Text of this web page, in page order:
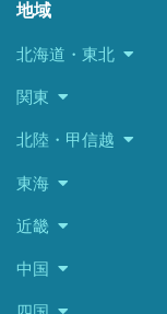
地域
北海道・東北
関東
北陸・甲信越
東海
近畿
中国